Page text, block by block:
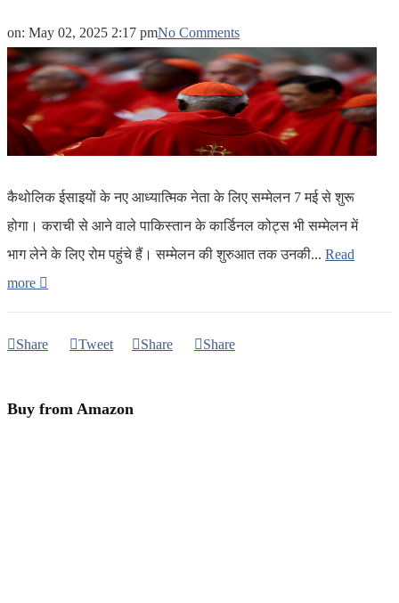
on: May 02, 2025 2:17 pmNo Comments
कैथोलिक ईसाइयों के नए आध्यात्मिक नेता के लिए सम्मेलन 7 मई से शुरू
होगा। कराची से आने वाले पाकिस्तान के कार्डिनल कोट्स भी सम्मेलन में
भाग लेने के लिए रोम पहुंचे हैं। सम्मेलन की शुरुआत तक उनकी... Read
more
Share Tweet Share Share
Buy from Amazon